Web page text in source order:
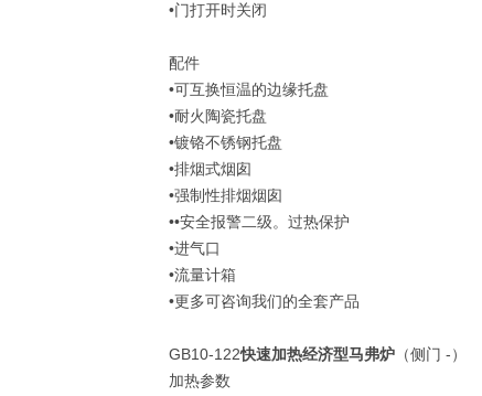
•门打开时关闭
配件
•可互换恒温的边缘托盘
•耐火陶瓷托盘
•镀铬不锈钢托盘
•排烟式烟囱
•强制性排烟烟囱
••安全报警二级。过热保护
•进气口
•流量计箱
•更多可咨询我们的全套产品
GB10-122快速加热经济型马弗炉 （侧门 -）
加热参数